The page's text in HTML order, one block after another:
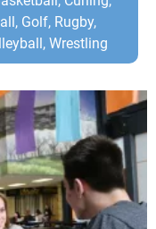
Golf, Rugby,
Wrestling